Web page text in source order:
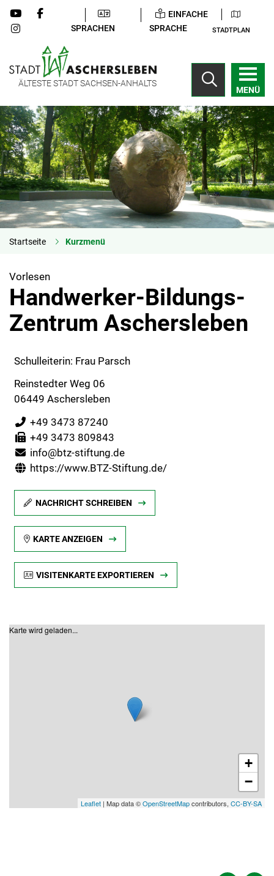
SPRACHEN
EINFACHE
SPRACHE
STADTPLAN
ÄLTESTE STADT SACHSEN-ANHALTS
MENÜ
Startseite Kurzmenü
Vorlesen
Handwerker-Bildungs-
Zentrum Aschersleben
Schulleiterin: Frau Parsch
Reinstedter Weg 06
06449 Aschersleben
+49 3473 87240
+49 3473 809843
info@btz-stiftung.de
https://www.BTZ-Stiftung.de/
NACHRICHT SCHREIBEN
KARTE ANZEIGEN
VISITENKARTE EXPORTIEREN
Karte wird geladen...
+
−
Leaflet | Map data ©OpenStreetMapcontributors, CC-BY-SA